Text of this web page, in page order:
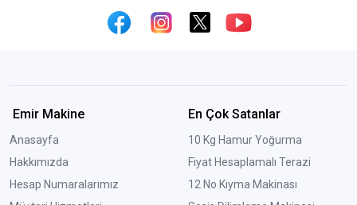
Emir Makine
Anasayfa
Hakkımızda
Hesap Numaralarımız
En Çok Satanlar
10 Kg Hamur Yoğurma
Fiyat Hesaplamalı Terazi
12 No Kıyma Makinası